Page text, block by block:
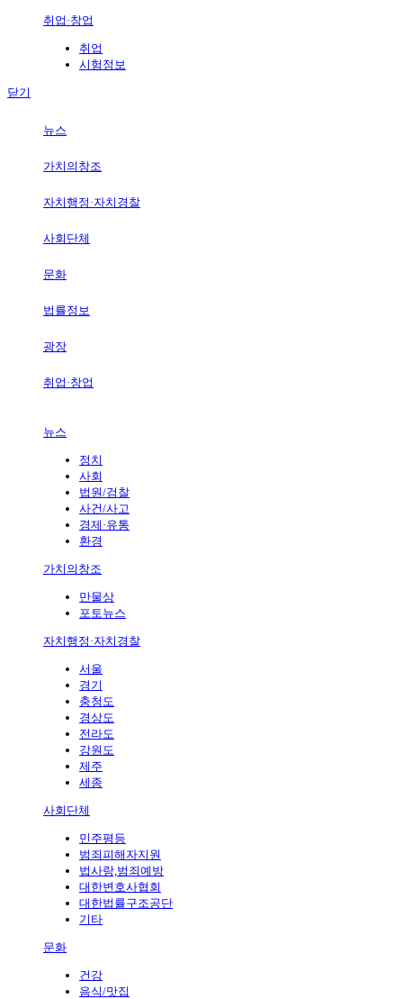
취업·창업
취업
시험정보
닫기
뉴스
가치의창조
자치행정·자치경찰
사회단체
문화
법률정보
광장
취업·창업
뉴스
정치
사회
법원/검찰
사건/사고
경제·유통
환경
가치의창조
만물상
포토뉴스
자치행정·자치경찰
서울
경기
충청도
경상도
전라도
강원도
제주
세종
사회단체
민주평등
범죄피해자지원
법사랑,범죄예방
대한변호사협회
대한법률구조공단
기타
문화
건강
음식/맛집